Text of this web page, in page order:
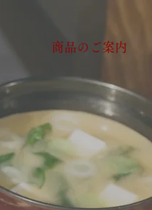
商品のご案内